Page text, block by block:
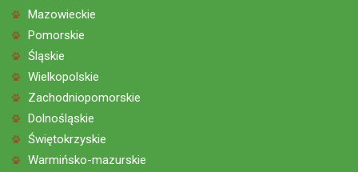
Mazowieckie
Pomorskie
Śląskie
Wielkopolskie
Zachodniopomorskie
Dolnośląskie
Świętokrzyskie
Warmińsko-mazurskie